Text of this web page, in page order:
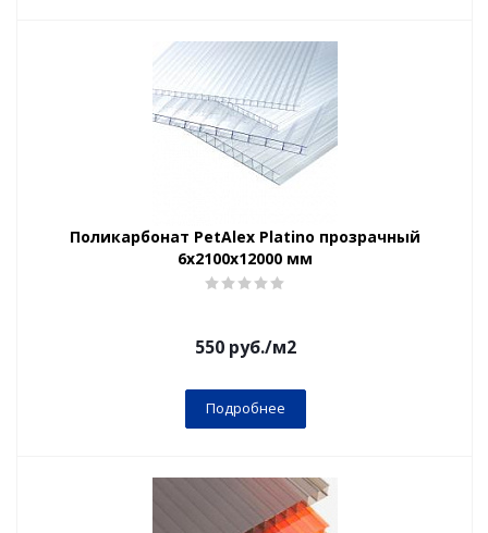
Поликарбонат PetAlex Platino прозрачный
6х2100х12000 мм
550руб./м2
Подробнее